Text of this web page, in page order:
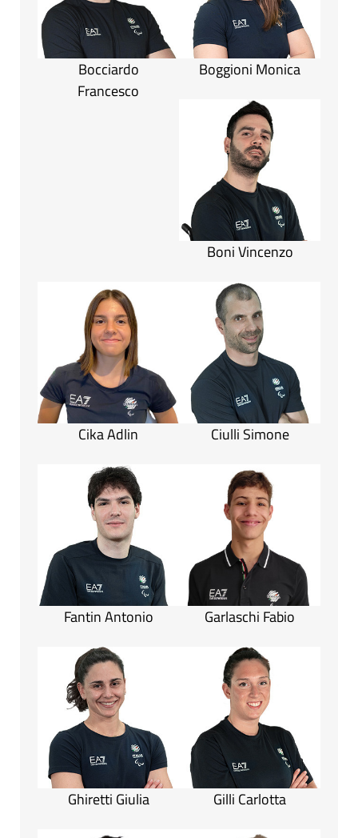
Bocciardo
Francesco
Boggioni Monica
Boni Vincenzo
Cika Adlin Ciulli Simone
Fantin Antonio Garlaschi Fabio
Ghiretti Giulia Gilli Carlotta